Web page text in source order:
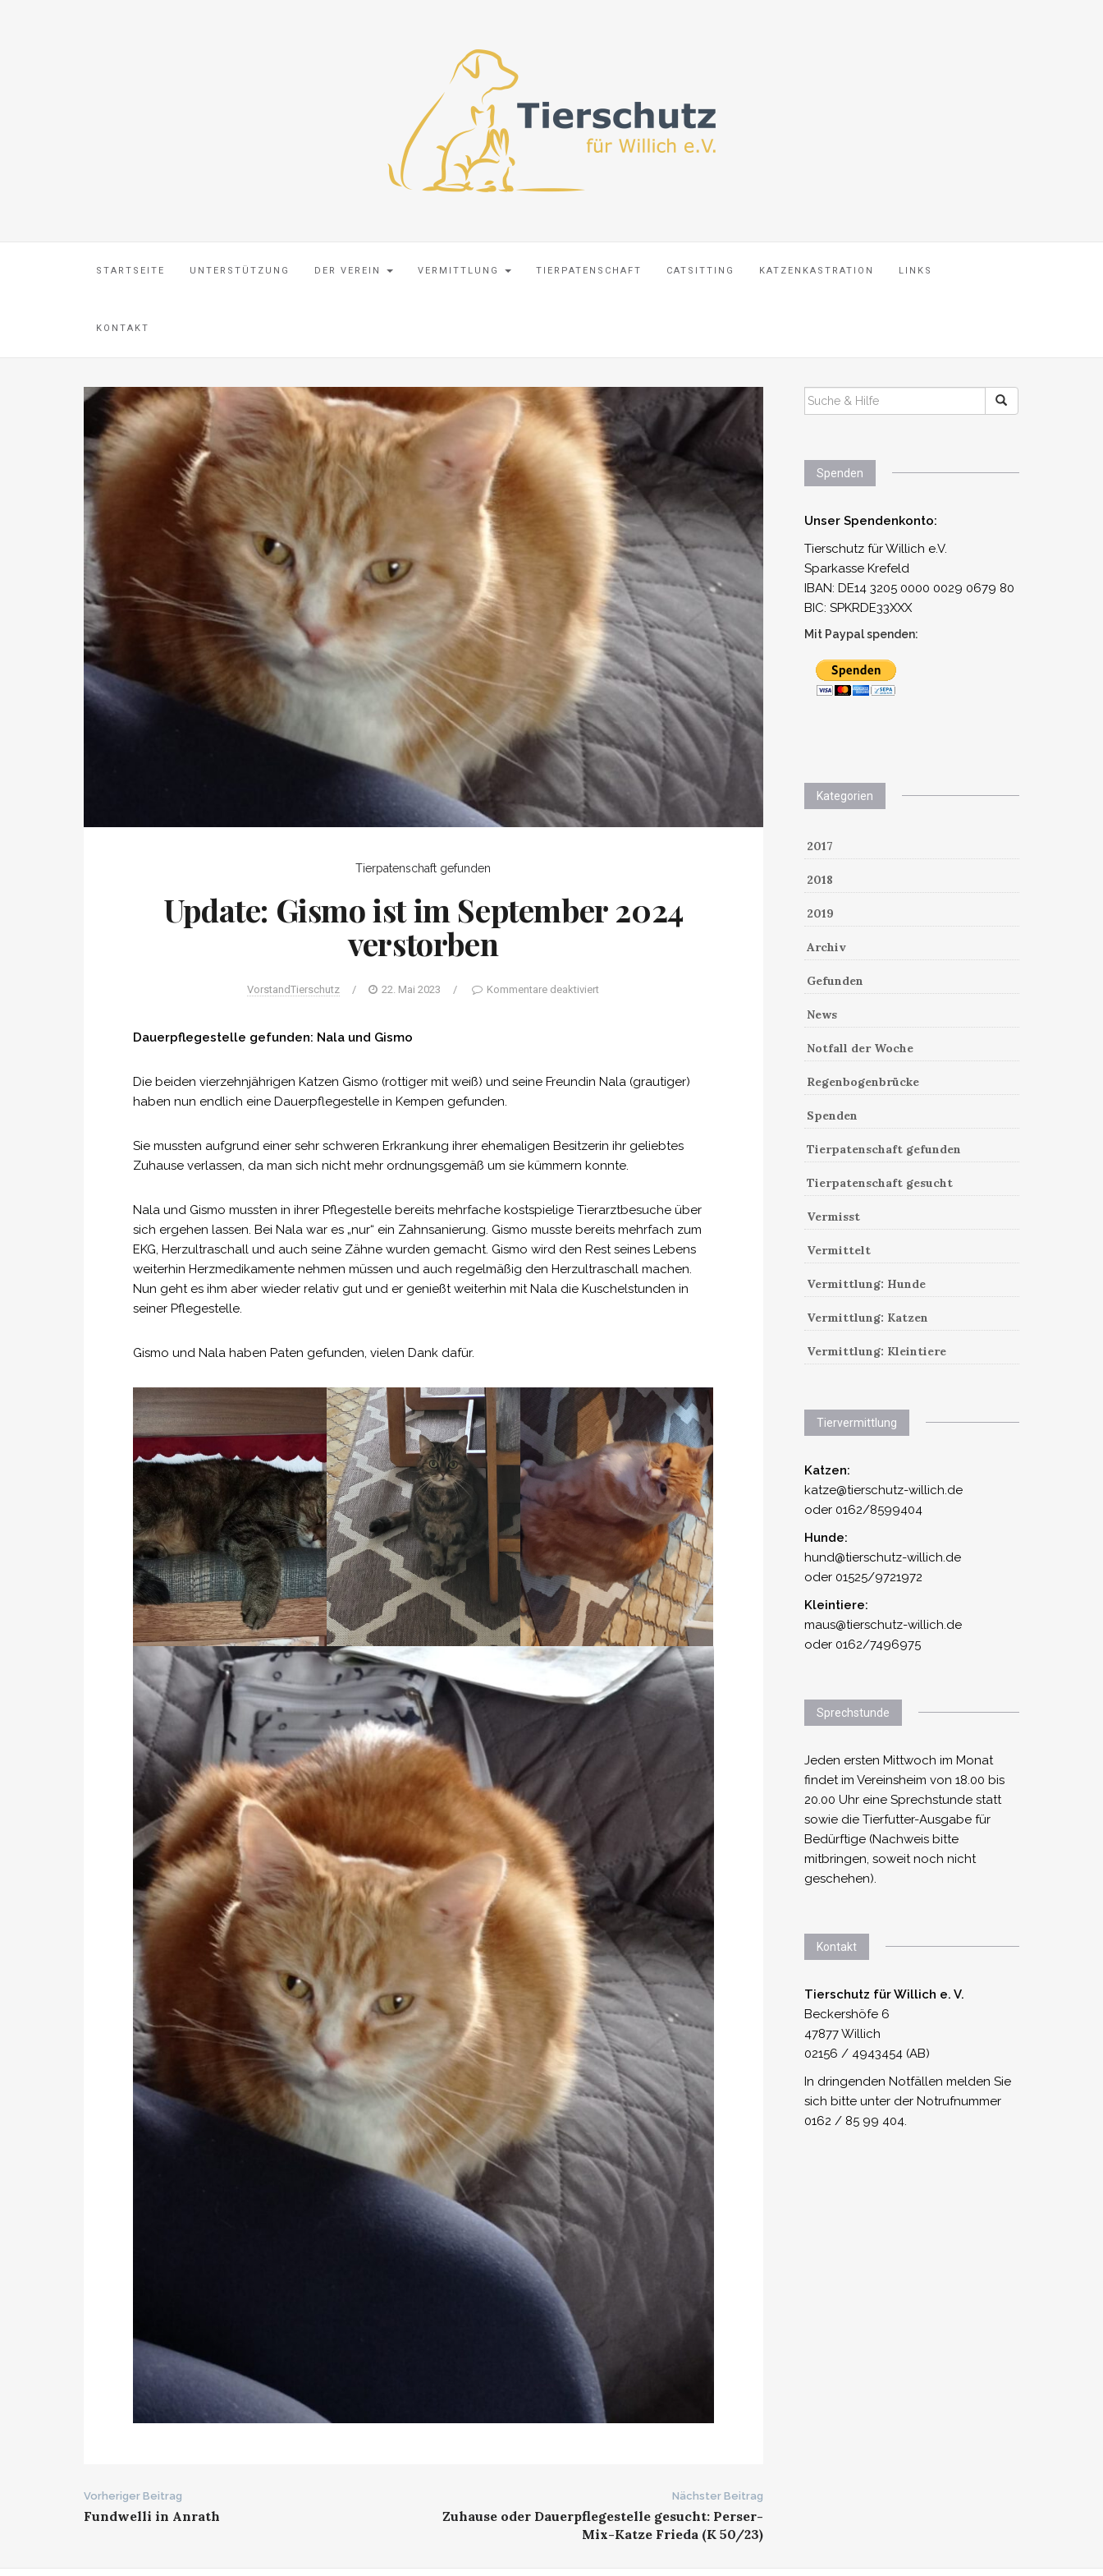
STARTSEITE UNTERSTÜTZUNG DER VEREIN VERMITTLUNG TIERPATENSCHAFT CATSITTING KATZENKASTRATION LINKS
KONTAKT
Tierpatenschaft gefunden
Update: Gismo ist im September 2024
verstorben
VorstandTierschutz / 22. Mai 2023 / Kommentare deaktiviert
Dauerpflegestelle gefunden: Nala und Gismo
Die beiden vierzehnjährigen Katzen Gismo (rottiger mit weiß) und seine Freundin Nala (grautiger)
haben nun endlich eine Dauerpflegestelle in Kempen gefunden.
Sie mussten aufgrund einer sehr schweren Erkrankung ihrer ehemaligen Besitzerin ihr geliebtes
Zuhause verlassen, da man sich nicht mehr ordnungsgemäß um sie kümmern konnte.
Nala und Gismo mussten in ihrer Pflegestelle bereits mehrfache kostspielige Tierarztbesuche über
sich ergehen lassen. Bei Nala war es „nur“ ein Zahnsanierung. Gismo musste bereits mehrfach zum
EKG, Herzultraschall und auch seine Zähne wurden gemacht. Gismo wird den Rest seines Lebens
weiterhin Herzmedikamente nehmen müssen und auch regelmäßig den Herzultraschall machen.
Nun geht es ihm aber wieder relativ gut und er genießt weiterhin mit Nala die Kuschelstunden in
seiner Pflegestelle.
Gismo und Nala haben Paten gefunden, vielen Dank dafür.
Beitrags-
Vorheriger Beitrag
Fundwelli in Anrath
Nächster Beitrag
Zuhause oder Dauerpflegestelle gesucht: Perser-
Mix-Katze Frieda (K 50/23)
SUCHEN
NACH:
Spenden
Unser Spendenkonto:
Tierschutz für Willich e.V.
Sparkasse Krefeld
IBAN: DE14 3205 0000 0029 0679 80
BIC: SPKRDE33XXX
Mit Paypal spenden:
Kategorien
2017
2018
2019
Archiv
Gefunden
News
Notfall der Woche
Regenbogenbrücke
Spenden
Tierpatenschaft gefunden
Tierpatenschaft gesucht
Vermisst
Vermittelt
Vermittlung: Hunde
Vermittlung: Katzen
Vermittlung: Kleintiere
Tiervermittlung
Katzen:
katze@tierschutz-willich.de
oder 0162/8599404
Hunde:
hund@tierschutz-willich.de
oder 01525/9721972
Kleintiere:
maus@tierschutz-willich.de
oder 0162/7496975
Sprechstunde
Jeden ersten Mittwoch im Monat
findet im Vereinsheim von 18.00 bis
20.00 Uhr eine Sprechstunde statt
sowie die Tierfutter-Ausgabe für
Bedürftige (Nachweis bitte
mitbringen, soweit noch nicht
geschehen).
Kontakt
Tierschutz für Willich e. V.
Beckershöfe 6
47877 Willich
02156 / 4943454 (AB)
In dringenden Notfällen melden Sie
sich bitte unter der Notrufnummer
0162 / 85 99 404.